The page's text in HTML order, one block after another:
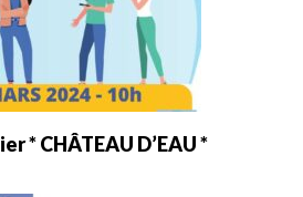
* CHÂTEAU D’EAU *